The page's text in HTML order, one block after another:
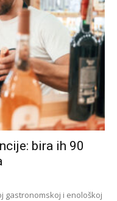
bira ih 90
gastronomskoj i enološkoj